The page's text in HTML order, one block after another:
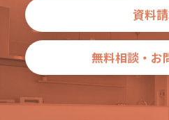
資料
無料相談・お